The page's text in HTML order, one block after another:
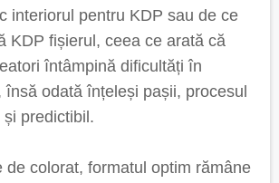
interiorul pentru KDP sau de ce
KDP fișierul, ceea ce arată că
întâmpină dificultăți în
însă odată înțeleși pașii, procesul
predictibil.
de colorat, formatul optim rămâne